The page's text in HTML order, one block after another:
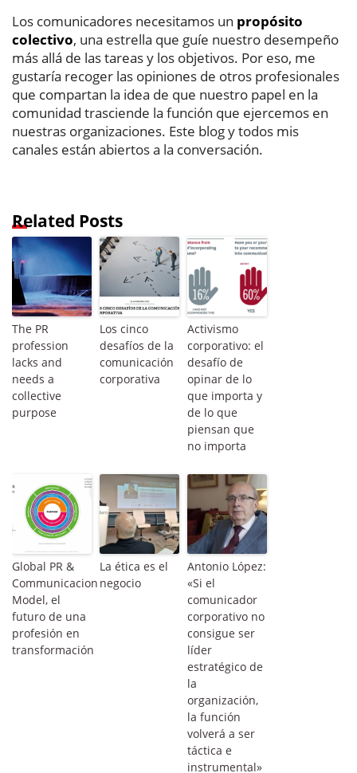
Los comunicadores necesitamos un propósito
colectivo, una estrella que guíe nuestro desempeño
más allá de las tareas y los objetivos. Por eso, me
gustaría recoger las opiniones de otros profesionales
que compartan la idea de que nuestro papel en la
comunidad trasciende la función que ejercemos en
nuestras organizaciones. Este blog y todos mis
canales están abiertos a la conversación.
Related Posts
The PR
profession
lacks and
needs a
collective
purpose
Los cinco
desafíos de la
comunicación
corporativa
Activismo
corporativo: el
desafío de
opinar de lo
que importa y
de lo que
piensan que
no importa
Global PR &
Communicacion
Model, el
futuro de una
profesión en
transformación
La ética es el
negocio
Antonio López:
«Si el
comunicador
corporativo no
consigue ser
líder
estratégico de
la
organización,
la función
volverá a ser
táctica e
instrumental»